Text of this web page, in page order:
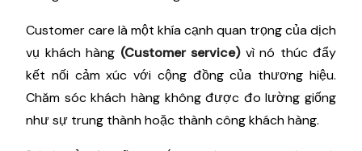
Customer care là một khía cạnh quan trọng của dịch
vụ khách hàng (Customer service)vì nó thúc đẩy
kết nối cảm xúc với cộng đồng của thương hiệu.
Chăm sóc khách hàng không được đo lường giống
như sự trung thành hoặc thành công khách hàng.